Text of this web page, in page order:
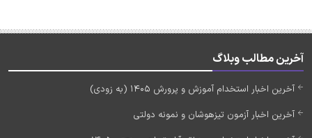
آخرین مطالب وبلاگ
آخرین اخبار استخدام آموزش و پرورش 1405 (به زودی)
آخرین اخبار آزمون تیزهوشان و نمونه دولتی